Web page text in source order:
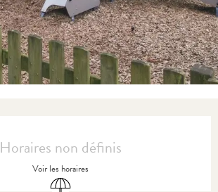
Horaires non définis
Voir les horaires
Aire de pique nique